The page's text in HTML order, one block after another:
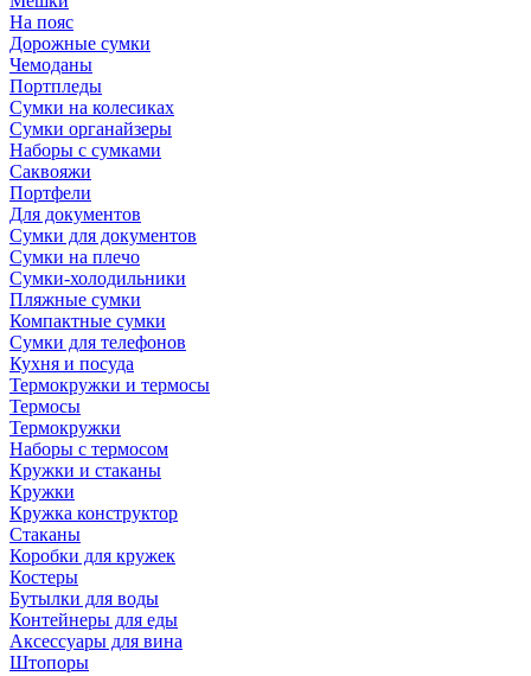
На пояс
Дорожные сумки
Чемоданы
Портпледы
Сумки на колесиках
Сумки органайзеры
Наборы с сумками
Саквояжи
Портфели
Для документов
Сумки для документов
Сумки на плечо
Сумки-холодильники
Пляжные сумки
Компактные сумки
Сумки для телефонов
Кухня и посуда
Термокружки и термосы
Термосы
Термокружки
Наборы с термосом
Кружки и стаканы
Кружки
Кружка конструктор
Стаканы
Коробки для кружек
Костеры
Бутылки для воды
Контейнеры для еды
Аксессуары для вина
Штопоры